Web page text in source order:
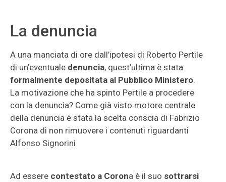
La denuncia
A una manciata di ore dall’ipotesi di Roberto Pertile
di un’eventuale denuncia, quest’ultima è stata
formalmente depositata al Pubblico Ministero.
La motivazione che ha spinto Pertile a procedere
con la denuncia? Come già visto motore centrale
della denuncia è stata la scelta conscia di Fabrizio
Corona di non rimuovere i contenuti riguardanti
Alfonso Signorini
Ad essere contestato a Corona è il suo sottrarsi